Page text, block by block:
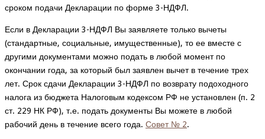
сроком подачи Декларации по форме 3-НДФЛ.
Если в Декларации 3-НДФЛ Вы заявляете только вычеты
(стандартные, социальные, имущественные), то ее вместе с
другими документами можно подать в любой момент по
окончании года, за который был заявлен вычет в течение трех
лет. Срок сдачи Декларации 3-НДФЛ по возврату подоходного
налога из бюджета Налоговым кодексом РФ не установлен (п. 2
ст. 229 НК РФ), т.е. подать документы Вы можете в любой
рабочий день в течение всего года. Совет № 2.